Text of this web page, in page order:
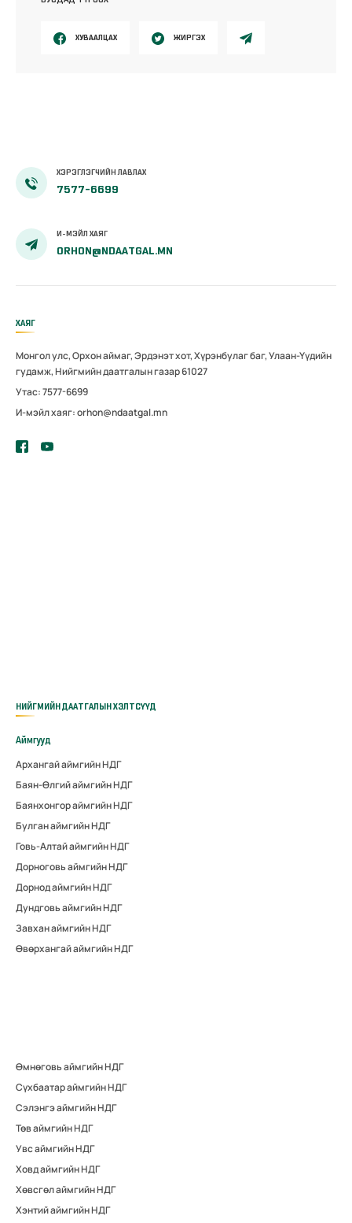
ХУВААЛЦАХ ЖИРГЭХ
ХЭРЭГЛЭГЧИЙН ЛАВЛАХ
7577-6699
И-МЭЙЛ ХАЯГ
ORHON@NDAATGAL.MN
ХАЯГ
Монгол улс, Орхон аймаг, Эрдэнэт хот, Хүрэнбулаг баг, Улаан-Үүдийн
гудамж, Нийгмийн даатгалын газар 61027
Утас: 7577-6699
И-мэйл хаяг: orhon@ndaatgal.mn
НИЙГМИЙН ДААТГАЛЫН ХЭЛТСҮҮД
Аймгууд
Архангай аймгийн НДГ
Баян-Өлгий аймгийн НДГ
Баянхонгор аймгийн НДГ
Булган аймгийн НДГ
Говь-Алтай аймгийн НДГ
Дорноговь аймгийн НДГ
Дорнод аймгийн НДГ
Дундговь аймгийн НДГ
Завхан аймгийн НДГ
Өвөрхангай аймгийн НДГ
Өмнөговь аймгийн НДГ
Сүхбаатар аймгийн НДГ
Сэлэнгэ аймгийн НДГ
Төв аймгийн НДГ
Увс аймгийн НДГ
Ховд аймгийн НДГ
Хөвсгөл аймгийн НДГ
Хэнтий аймгийн НДГ